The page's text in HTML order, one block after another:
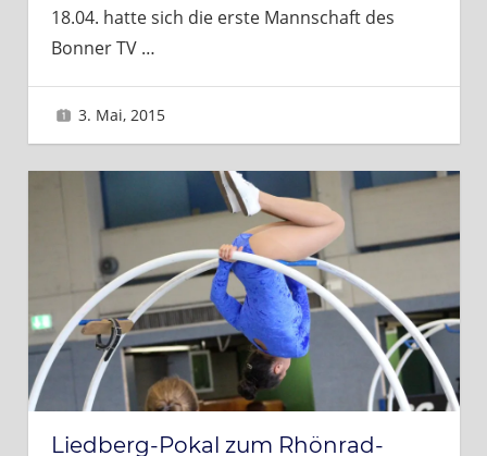
18.04. hatte sich die erste Mannschaft des
Bonner TV …
3. Mai, 2015
Liedberg-Pokal zum Rhönrad-